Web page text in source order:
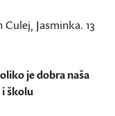
Jasminka. 13
je dobra naša
školu